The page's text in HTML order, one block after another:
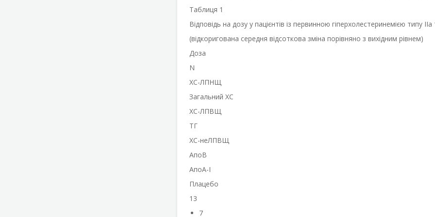
Таблиця 1
Відповідь на дозу у пацієнтів із первинною гіперхолестеринемією типу IIa
(відкоригована середня відсоткова зміна порівняно з вихідним рівнем)
Доза
N
ХС-ЛПНЩ
Загальний ХС
ХС-ЛПВЩ
ТГ
ХС-неЛПВЩ
АпоВ
АпоА-I
Плацебо
13
7